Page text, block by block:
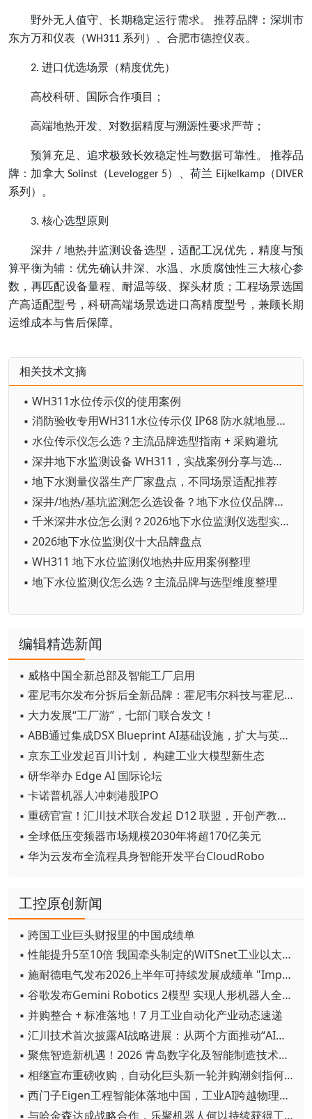
野外无人值守、长期稳定运行需求。
推荐品牌：深圳市
东方万和仪表（WH311 系列）、合肥市德控仪表。
2. 进口优选场景（精度优先）
高校科研、国际合作项目；
高端地热开发、对数据精度与溯源性要求严苛；
预算充足、追求极致长效稳定性与数据可靠性。
推荐品
牌：加拿大 Solinst （ Levelogger 5）、荷兰 Eijkelkamp（ DIVER
系列）。
3. 核心选型原则
深井 / 地热井监测设备选型，适配工况优先，精度与预
算平衡为辅：优先确认井深、水温、水质腐蚀性三大核心参
数，再匹配设备量程、耐温等级、探头材质；工程场景选国
产高适配型号，科研高端场景选进口高精度型号，兼顾长期
运维成本与售后保障。
相关技术文摘
▪ WH311水位传示仪的使用案例
▪ 消防验收专用WH311水位传示仪 IP68 防水就地显示远传
▪ 水位传示仪怎么选？主流品牌选型指南 + 采购避坑
▪ 深井地下水监测设备 WH311，实战案例分享与选型要点
▪ 地下水测量仪器生产厂家盘点，不同场景适配推荐
▪ 深井/地热/基坑监测怎么选设备？地下水位仪品牌对比+选购指标
▪ 千米深井水位怎么测？2026地下水位监测仪选型实战指南
▪ 2026地下水位监测仪十大品牌盘点
▪ WH311 地下水位监测仪地热井应用案例整理
▪ 地下水位监测仪怎么选？主流品牌与选型维度整理
编辑精选新闻
▪ 威格中国全新总部及智能工厂启用
▪ 霍尼韦尔发布分拆后全新品牌：霍尼韦尔科技与霍尼韦尔航空航天
▪ 大力发展“工厂游”，七部门联合发文！
▪ ABB通过集成DSX Blueprint AI基础设施，扩大与英伟达的合作
▪ 京东工业发起百川计划， 构建工业大模型新生态
▪ 研华举办 Edge AI 国际论坛
▪ 卡诺普机器人冲刺港股IPO
▪ 重磅官宣！汇川技术联合发起 D12 联盟，开创产教融合新范式
▪ 全球低压变频器市场规模2030年将超170亿美元
▪ 华为云发布全流程具身智能开发平台CloudRobo
工控原创新闻
▪ 跨国工业巨头财报里的中国成绩单
▪ 性能提升5至10倍 我国牵头制定的WiTSnet工业以太网国际标准正式发布
▪ 施耐德电气发布2026上半年可持续发展成绩单 "Impact 2030"路线图开局稳健
▪ 谷歌发布Gemini Robotics 2模型 实现人形机器人全身智能控制突破
▪ 并购整合 + 标准落地！7 月工业自动化产业动态速递
▪ 汇川技术首次披露AI战略进展：从两个方面推动“AI业务化”落地
▪ 聚焦智造新机遇！2026 青岛数字化及智能制造技术论坛圆满落幕
▪ 相继宣布重磅收购，自动化巨头新一轮并购潮剑指何方？
▪ 西门子Eigen工程智能体落地中国，工业AI跨越物理世界“确定性”拐点
▪ 与哈金森达成战略合作，乐聚机器人何以持续获得工业巨头青睐？